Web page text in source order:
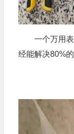
一个万用
经能解决80%